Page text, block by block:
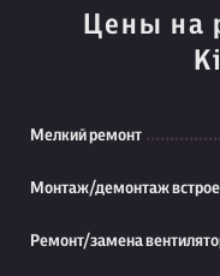
Цены на
Мелкий ремонт
Монтаж/демонтаж
Ремонт/замена